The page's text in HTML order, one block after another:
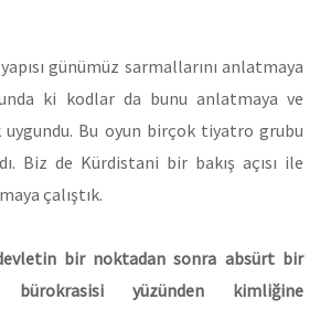
günümüz sarmallarını anlatmaya
ki kodlar da bunu anlatmaya ve
Bu oyun birçok tiyatro grubu
Biz de Kürdistani bir bakış açısı ile
çalıştık.
devletin bir noktadan sonra absürt bir
yüzünden kimliğine